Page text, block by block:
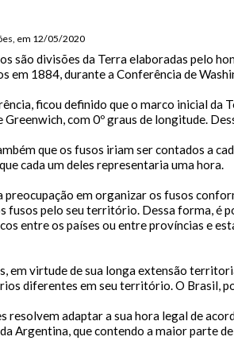
em 12/05/2020
são divisões da Terra elaboradas pelo
em 1884, durante a Conferência de
ficou definido que o marco inicial da
Greenwich, com 0º graus de longitude.
que os fusos iriam ser contados a
cada um deles representaria uma hora.
preocupação em organizar os fusos
fusos pelo seu território. Dessa forma, é
entre os países ou entre províncias e
em virtude de sua longa extensão
diferentes em seu território. O Brasil,
resolvem adaptar a sua hora legal de
Argentina, que contendo a maior parte
.
E-
Lívia
De